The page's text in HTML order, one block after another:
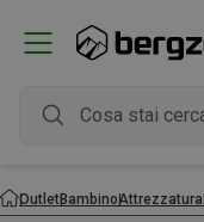
OutletBambinoAttrezzatura